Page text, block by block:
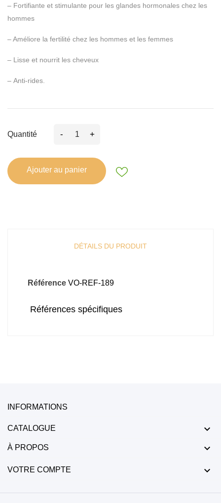
– Fortifiante et stimulante pour les glandes hormonales chez les
hommes
– Améliore la fertilité chez les hommes et les femmes
– Lisse et nourrit les cheveux
– Anti-rides.
Quantité - +
Ajouter au panier
DÉTAILS DU PRODUIT
Référence VO-REF-189
Références spécifiques
INFORMATIONS
CATALOGUE 
À PROPOS 
VOTRE COMPTE 